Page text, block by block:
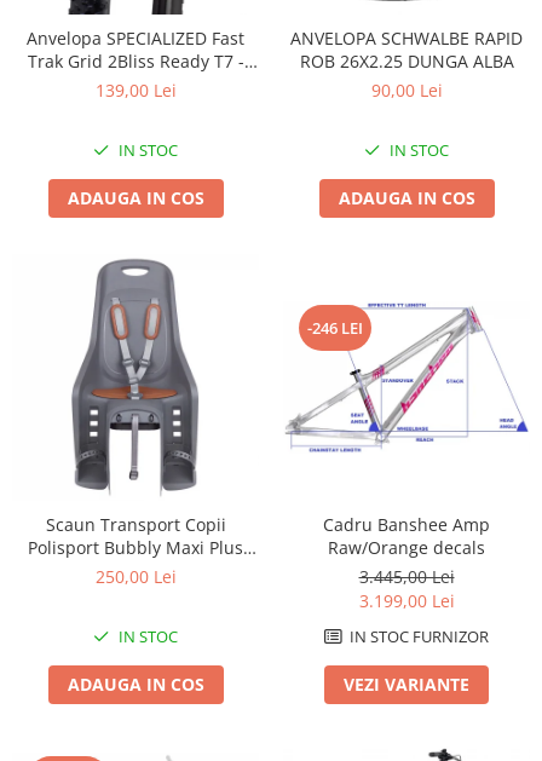
Camere
Cuvete (headset)
Frâne pe jantă
Plăcuțe frână
Piese frâne
Frâne pe disc
Furci fixe
Piese furci
Furci cu suspensie
Ghidaje și întinzătoare lanț
Ghidoane și atașabile
Jante
Manete Schimbător, Frâna, Combo
Manete frână
Manete combo
Pompe
Produse întreținere
Scule și dispozitive
Sisteme antifurt
Sonerii
Suporți și portbagaje auto
Încălțăminte
Anvelopa SPECIALIZED Fast
Trak Grid 2Bliss Ready T7 -
29x2.35 Black - Tubeless
139,00 Lei
IN STOC
ADAUGA IN COS
ANVELOPA SCHWALBE RAPID
ROB 26X2.25 DUNGA ALBA
90,00 Lei
IN STOC
ADAUGA IN COS
Scaun Transport Copii
Polisport Bubbly Maxi Plus
CFS PRINDERE pe PORTBAGAJ
250,00 Lei
IN STOC
ADAUGA IN COS
-246 LEI
Cadru Banshee Amp
Raw/Orange decals
3.445,00 Lei
3.199,00 Lei
IN STOC FURNIZOR
VEZI VARIANTE